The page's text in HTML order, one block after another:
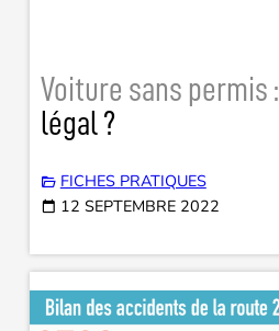
Voiture sans permis :
légal ?
FICHES PRATIQUES
12 SEPTEMBRE 2022